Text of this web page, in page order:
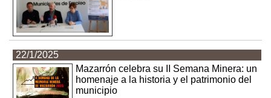
22/1/2025
Mazarrón celebra su II Semana Minera: un
homenaje a la historia y el patrimonio del
municipio